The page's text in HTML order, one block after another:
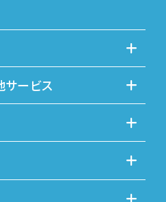
サービス